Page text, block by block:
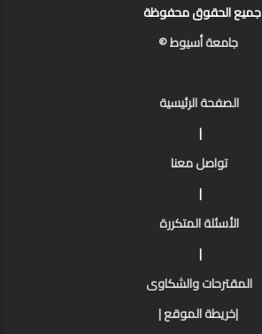
جميع الحقوق محفوظة
جامعة أسيوط ©
الصفحة الرئيسية
|
تواصل معنا
|
الأسئلة المتكررة
|
المقترحات والشكاوى
|خريطة الموقع |